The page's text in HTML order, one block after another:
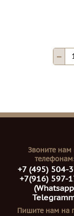
Звоните нам
+7 (495) 504-
+7(916) 597-
Пишите нам на